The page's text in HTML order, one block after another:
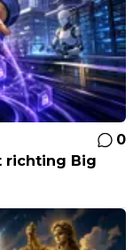
0
richting Big